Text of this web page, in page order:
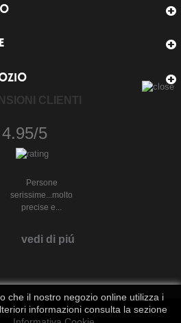
CLIENTI
4.95/5
Persone
serissime...molto
precise e...
vedi di piú
che il nostro negozio online utilizza i
informazioni consulta la sezione